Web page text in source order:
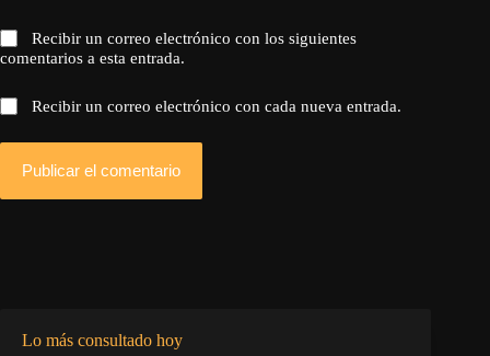
Recibir un correo electrónico con los siguientes
comentarios a esta entrada.
Recibir un correo electrónico con cada nueva entrada.
Publicar el comentario
Lo más consultado hoy